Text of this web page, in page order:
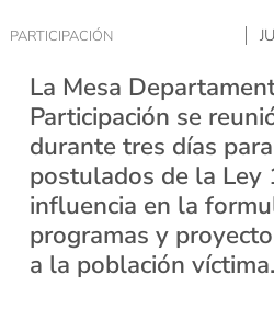
PARTICIPACIÓN
La Mesa
Participación se
durante tres días
postulados de la Ley
influencia en la
programas y
a la población víctima.